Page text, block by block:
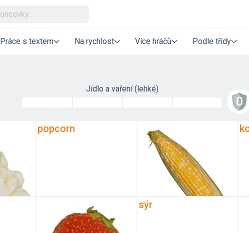
Práce s textem Na rychlost Více hráčů Podle třídy
Jídlo a vaření (lehké)
popcorn
sýr